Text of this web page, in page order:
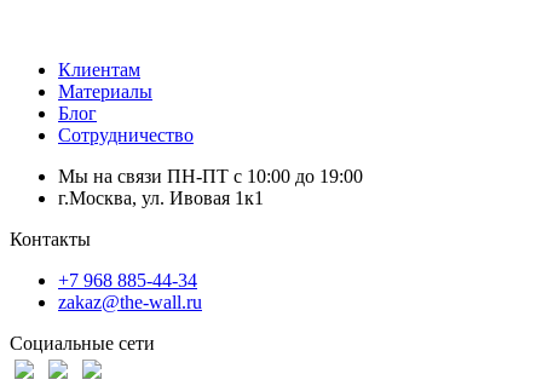
Клиентам
Материалы
Блог
Сотрудничество
Мы на связи ПН-ПТ с 10:00 до 19:00
г.Москва, ул. Ивовая 1к1
Контакты
+7 968 885-44-34
zakaz@the-wall.ru
Социальные сети